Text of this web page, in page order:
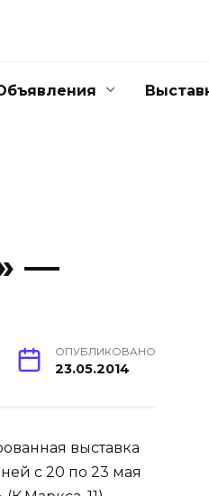
—
ОПУБЛИКОВАНО
23.05.2014
выставка
с 20 по 23 мая